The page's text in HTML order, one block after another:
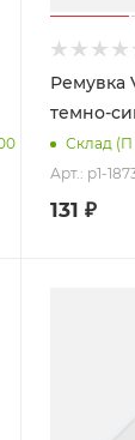
Ремувка
темно-
Склад (П
Арт.: p1-
131 ₽